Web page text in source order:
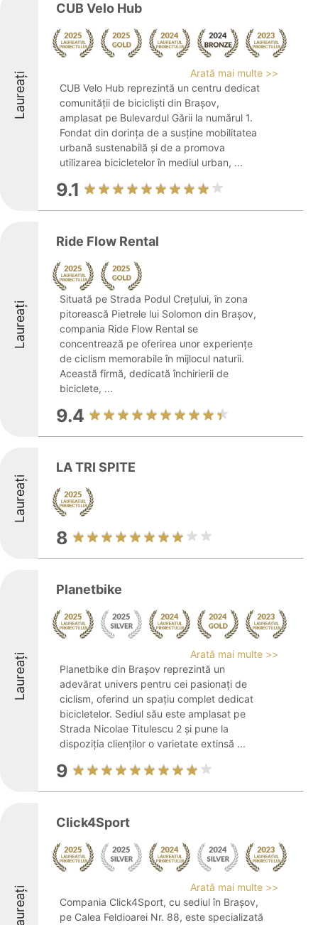
Laureați
CUB Velo Hub
Arată mai multe >>
CUB Velo Hub reprezintă un centru dedicat
comunității de bicicliști din Brașov,
amplasat pe Bulevardul Gării la numărul 1.
Fondat din dorința de a susține mobilitatea
urbană sustenabilă și de a promova
utilizarea bicicletelor în mediul urban, ...
9.1
Laureați
Ride Flow Rental
Situată pe Strada Podul Crețului, în zona
pitorească Pietrele lui Solomon din Brașov,
compania Ride Flow Rental se
concentrează pe oferirea unor experiențe
de ciclism memorabile în mijlocul naturii.
Această firmă, dedicată închirierii de
biciclete, ...
9.4
Laureați
LA TRI SPITE
8
Laureați
Planetbike
Arată mai multe >>
Planetbike din Brașov reprezintă un
adevărat univers pentru cei pasionați de
ciclism, oferind un spațiu complet dedicat
bicicletelor. Sediul său este amplasat pe
Strada Nicolae Titulescu 2 și pune la
dispoziția clienților o varietate extinsă ...
9
Laureați
Click4Sport
Arată mai multe >>
Compania Click4Sport, cu sediul în Brașov,
pe Calea Feldioarei Nr. 88, este specializată